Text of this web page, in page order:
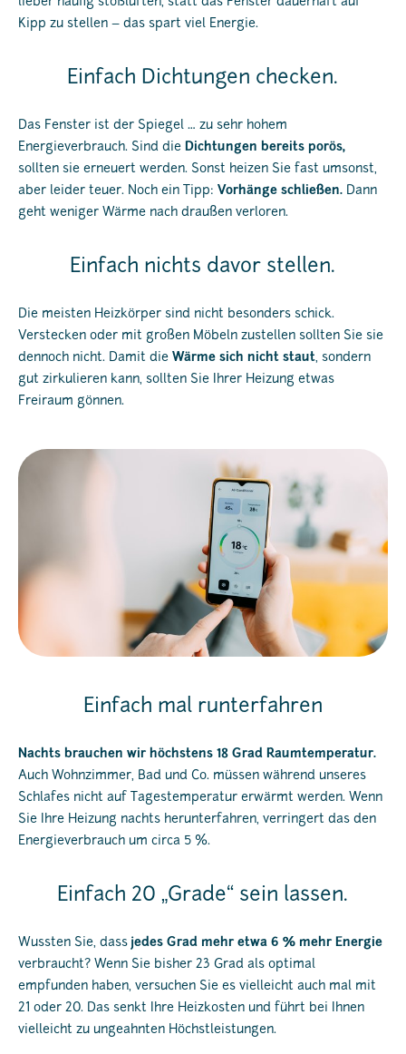
Kipp zu stellen – das spart viel Energie.
Einfach Dichtungen checken.
Das Fenster ist der Spiegel … zu sehr hohem
Energieverbrauch. Sind die Dichtungen bereits porös,
sollten sie erneuert werden. Sonst heizen Sie fast umsonst,
aber leider teuer. Noch ein Tipp: Vorhänge schließen. Dann
geht weniger Wärme nach draußen verloren.
Einfach nichts davor stellen.
Die meisten Heizkörper sind nicht besonders schick.
Verstecken oder mit großen Möbeln zustellen sollten Sie sie
dennoch nicht. Damit die Wärme sich nicht staut, sondern
gut zirkulieren kann, sollten Sie Ihrer Heizung etwas
Freiraum gönnen.
Einfach mal runterfahren
Nachts brauchen wir höchstens 18 Grad Raumtemperatur.
Auch Wohnzimmer, Bad und Co. müssen während unseres
Schlafes nicht auf Tagestemperatur erwärmt werden. Wenn
Sie Ihre Heizung nachts herunterfahren, verringert das den
Energieverbrauch um circa 5 %.
Einfach 20 „Grade“ sein lassen.
Wussten Sie, dass jedes Grad mehr etwa 6 % mehr Energie
verbraucht? Wenn Sie bisher 23 Grad als optimal
empfunden haben, versuchen Sie es vielleicht auch mal mit
21 oder 20. Das senkt Ihre Heizkosten und führt bei Ihnen
vielleicht zu ungeahnten Höchstleistungen.